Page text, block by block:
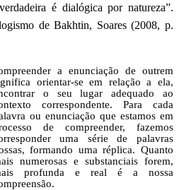
é dialógica por natureza”.
de Bakhtin, Soares (2008, p.
a enunciação de outrem
orientar-se em relação a ela,
o seu lugar adequado ao
correspondente. Para cada
ou enunciação que estamos em
de compreender, fazemos
uma série de palavras
formando uma réplica. Quanto
numerosas e substanciais forem,
profunda e real é a nossa